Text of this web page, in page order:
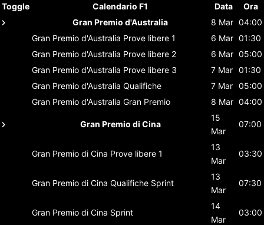
Toggle Calendario F1 Data
Ora
Gran Premio d'Australia
8 Mar 04:00
Gran Premio d'Australia Prove libere 1 6 Mar 01:30
Gran Premio d'Australia Prove libere 2 6 Mar 05:00
Gran Premio d'Australia Prove libere 3 7 Mar 01:30
Gran Premio d'Australia Qualifiche 7 Mar 05:00
Gran Premio d'Australia Gran Premio 8 Mar 04:00
Gran Premio di Cina
15
Mar
07:00
Gran Premio di Cina Prove libere 1
13
Mar
03:30
Gran Premio di Cina Qualifiche Sprint
13
Mar
07:30
Gran Premio di Cina Sprint
14
Mar
03:00